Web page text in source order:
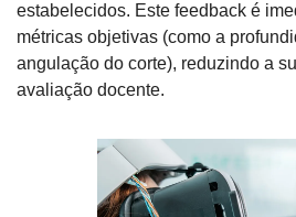
estabelecidos. Este feedback é
métricas objetivas (como a
angulação do corte), reduzindo a
avaliação docente.